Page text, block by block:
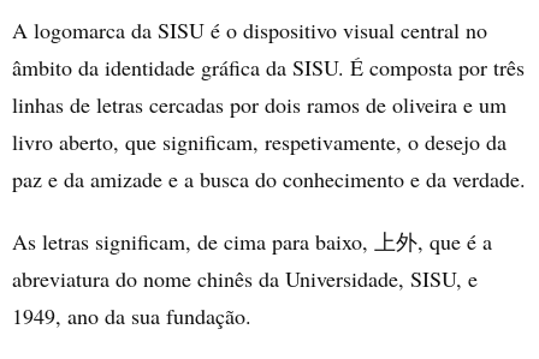
A logomarca da SISU é o dispositivo visual central no
âmbito da identidade gráfica da SISU. É composta por três
linhas de letras cercadas por dois ramos de oliveira e um
livro aberto, que significam, respetivamente, o desejo da
paz e da amizade e a busca do conhecimento e da verdade.
As letras significam, de cima para baixo, 上外, que é a
abreviatura do nome chinês da Universidade, SISU, e
1949, ano da sua fundação.